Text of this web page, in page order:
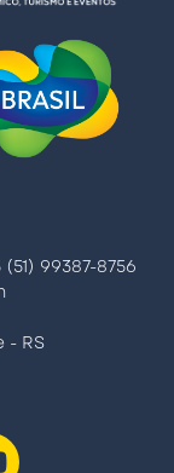
99387-8756
- RS